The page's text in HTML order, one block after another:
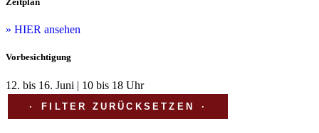
» HIER ansehen
Vorbesichtigung
12. bis 16. Juni | 10 bis 18 Uhr
FILTER ZURÜCKSETZEN